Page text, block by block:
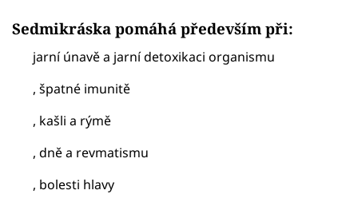
Sedmikráska pomáhá především při:
jarní únavě a jarní detoxikaci organismu
, špatné imunitě
, kašli a rýmě
, dně a revmatismu
, bolesti hlavy